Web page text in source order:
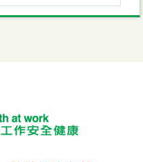
程
17/08/2026
規例網上公開講座